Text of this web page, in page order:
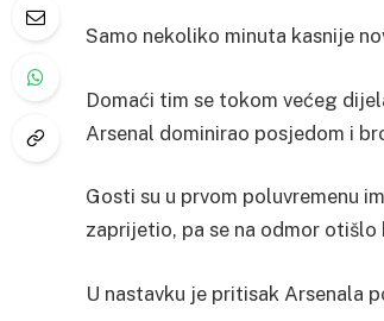
Samo nekoliko minuta kasnije
Domaći tim se tokom većeg
Arsenal dominirao posjedom i
Gosti su u prvom poluvremenu
zaprijetio, pa se na odmor otišlo
U nastavku je pritisak Arsenala